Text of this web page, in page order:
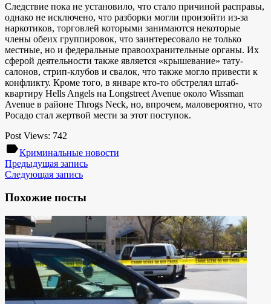
Следствие пока не установило, что стало причиной расправы,
однако не исключено, что разборки могли произойти из-за
наркотиков, торговлей которыми занимаются некоторые
члены обеих группировок, что заинтересовало не только
местные, но и федеральные правоохранительные органы. Их
сферой деятельности также является «крышевание» тату-
салонов, стрип-клубов и свалок, что также могло привести к
конфликту. Кроме того, в январе кто-то обстрелял штаб-
квартиру Hells Angels на Longstreet Avenue около Wissman
Avenue в районе Throgs Neck, но, впрочем, маловероятно, что
Росадо стал жертвой мести за этот поступок.
Post Views: 742
labelКриминальные новости
Предыдущая запись
Следующая запись
Похожие посты